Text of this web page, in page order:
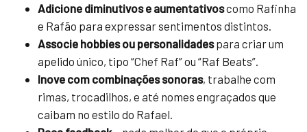
Adicione diminutivos e aumentativoscomo Rafinha
e Rafão para expressar sentimentos distintos.
Associe hobbies ou personalidadespara criar um
apelido único, tipo “Chef Raf” ou “Raf Beats”.
Inove com combinações sonoras, trabalhe com
rimas, trocadilhos, e até nomes engraçados que
caibam no estilo do Rafael.